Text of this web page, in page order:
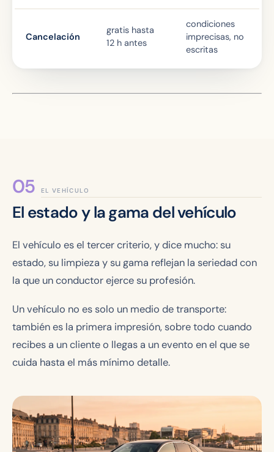
Cancelación
gratis hasta
12 h antes
condiciones
imprecisas, no
escritas
EL VEHÍCULO
El estado y la gama del vehículo
El vehículo es el tercer criterio, y dice mucho: su
estado, su limpieza y su gama reflejan la seriedad con
la que un conductor ejerce su profesión.
Un vehículo no es solo un medio de transporte:
también es la primera impresión, sobre todo cuando
recibes a un cliente o llegas a un evento en el que se
cuida hasta el más mínimo detalle.